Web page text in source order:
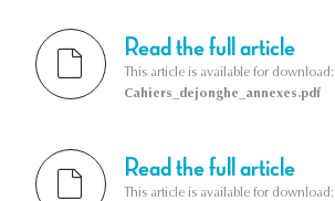
Read the full article
This article is available for download:
Cahiers_dejonghe_annexes.pdf
Read the full article
This article is available for download: